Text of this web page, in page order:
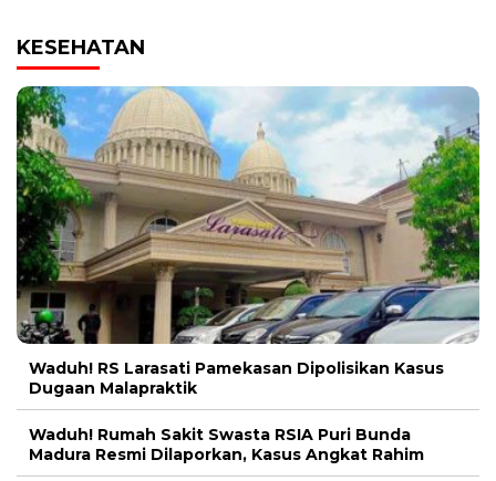
KESEHATAN
Waduh! RS Larasati Pamekasan Dipolisikan Kasus
Dugaan Malapraktik
Waduh! Rumah Sakit Swasta RSIA Puri Bunda
Madura Resmi Dilaporkan, Kasus Angkat Rahim